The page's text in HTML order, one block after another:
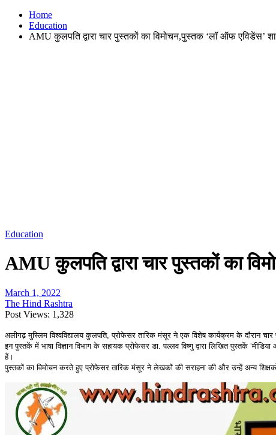
Home
Education
AMU कुलपति द्वारा चार पुस्तकों का विमोचन,पुस्तक ‘लॉ ऑफ एविडेंस’
Education
AMU कुलपति द्वारा चार पुस्तकों का
March 1, 2022
The Hind Rashtra
Post Views: 1,328
अलीगढ़ मुस्लिम विश्वविद्यालय कुलपति, प्रोफेसर तारिक मंसूर ने एक विशेष कार्यक्रम के दौरान चार
इन पुस्तकें में भाषा विज्ञान विभाग के सहायक प्रोफेसर डा. पल्लव विष्णु द्वारा लिखित पुस्तकें
हैं।
पुस्तकों का विमोचन करते हुए प्रोफेसर तारिक मंसूर ने लेखकों की सराहना की और उन्हें अन्य